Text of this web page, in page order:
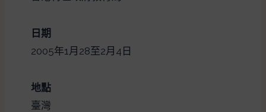
日期
2005年1月28至2月4日
地點
臺灣